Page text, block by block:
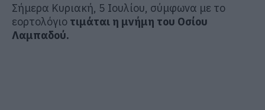
Σήμερα Κυριακή, 5 Ιουλίου, σύμφωνα με το
εορτολόγιο τιμάται η μνήμη του Οσίου
Λαμπαδού.